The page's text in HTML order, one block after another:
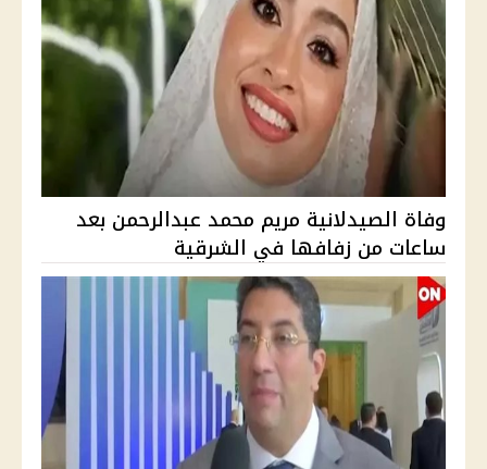
وفاة الصيدلانية مريم محمد عبدالرحمن بعد
ساعات من زفافها في الشرقية